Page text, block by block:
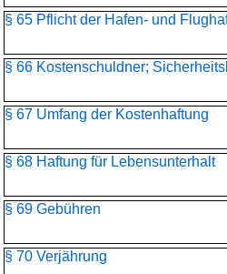
§ 65 Pflicht der Hafen- und
§ 66 Kostenschuldner;
§ 67 Umfang der Kostenhaftung
§ 68 Haftung für Lebensunterhalt
§ 69 Gebühren
§ 70 Verjährung